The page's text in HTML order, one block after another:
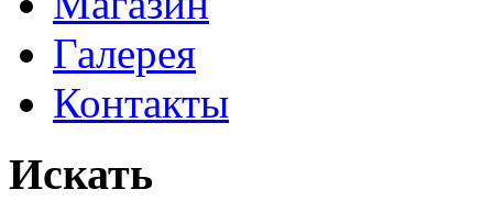
Галерея
Контакты
Искать